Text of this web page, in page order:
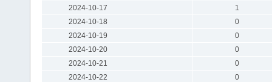
2024-10-17
1
2024-10-18
0
2024-10-19
0
2024-10-20
0
2024-10-21
0
2024-10-22
0